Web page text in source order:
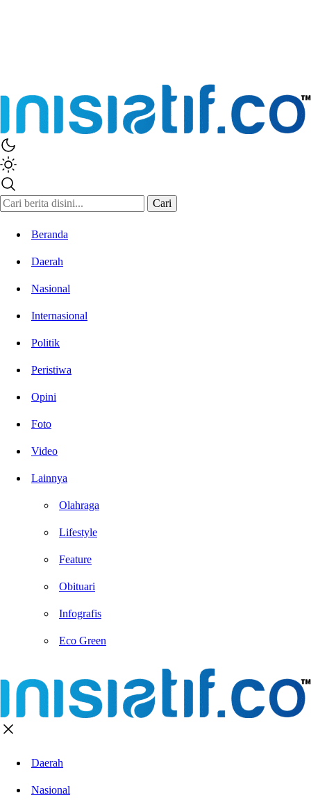
Cari
Beranda
Daerah
Nasional
Internasional
Politik
Peristiwa
Opini
Foto
Video
Lainnya
Olahraga
Lifestyle
Feature
Obituari
Infografis
Eco Green
Daerah
Nasional